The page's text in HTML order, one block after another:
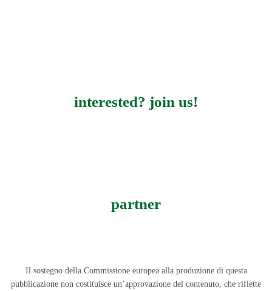
interested? join us!
partner
Il sostegno della Commissione europea alla produzione di questa
pubblicazione non costituisce un’approvazione del contenuto, che riflette